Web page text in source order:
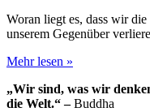
Woran liegt es, dass wir
unserem Gegenüber
Mehr lesen »
„Wir sind, was wir
die Welt.“ –Buddha